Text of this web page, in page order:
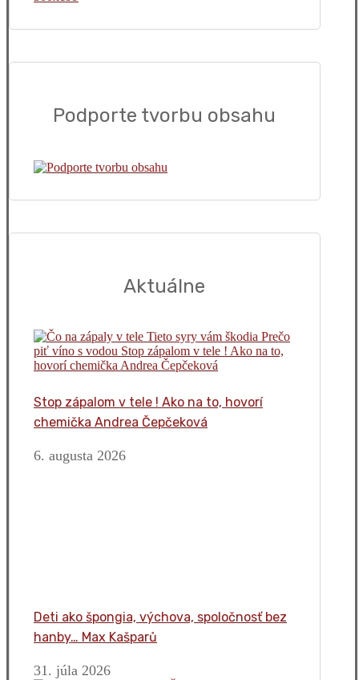
Podporte tvorbu obsahu
Aktuálne
Stop zápalom v tele ! Ako na to, hovorí
chemička Andrea Čepčeková
6. augusta 2026
Deti ako špongia, výchova, spoločnosť bez
hanby… Max Kašparů
31. júla 2026